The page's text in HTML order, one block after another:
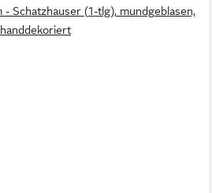
Schatzhauser (1-tlg), mundgeblasen,
handdekoriert